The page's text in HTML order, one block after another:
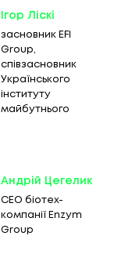
Ігор Ліскі
засновник EFI
Group,
співзасновник
Українського
інституту
майбутнього
Андрій Цегелик
CEO біотех-
компанії Enzym
Group